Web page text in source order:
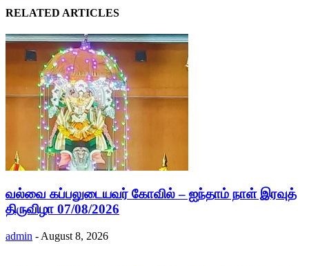
RELATED ARTICLES
வல்வை கப்பலுடையவர் கோவில் – ஐந்தாம் நாள் இரவுத்
திருவிழா 07/08/2026
admin - August 8, 2026